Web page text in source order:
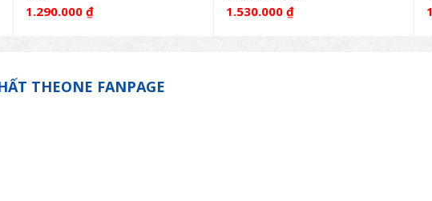
1.290.000 ₫ 1.530.000 ₫
THEONE FANPAGE